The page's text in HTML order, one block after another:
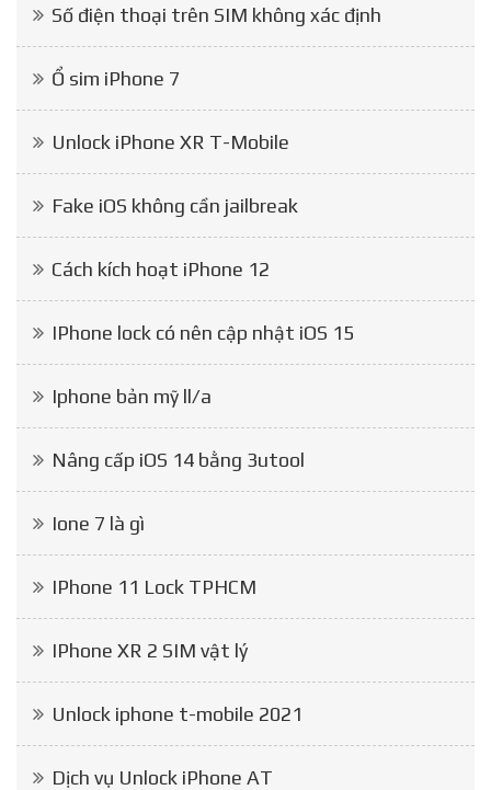
Số điện thoại trên SIM không xác định
Ổ sim iPhone 7
Unlock iPhone XR T-Mobile
Fake iOS không cần jailbreak
Cách kích hoạt iPhone 12
IPhone lock có nên cập nhật iOS 15
Iphone bản mỹ ll/a
Nâng cấp iOS 14 bằng 3utool
Ione 7 là gì
IPhone 11 Lock TPHCM
IPhone XR 2 SIM vật lý
Unlock iphone t-mobile 2021
Dịch vụ Unlock iPhone AT